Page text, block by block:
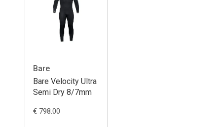
Bare
Bare Velocity Ultra
Semi Dry 8/7mm
€ 798.00